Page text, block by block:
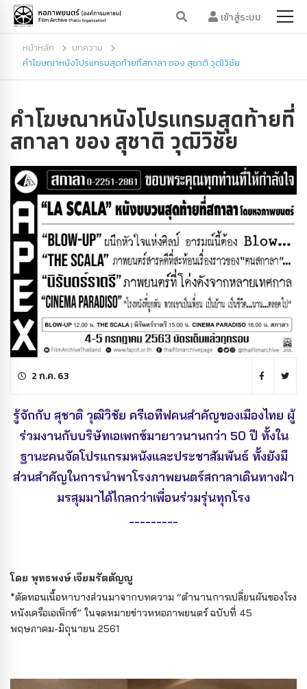
เข้าสู่ระบบ
หน้าหลัก
บทความ
คำโฆษณาหนังโปรแกรมสุดท้ายที่สกาลา ของ สุชาติ วุฒิวิชัย
คำโฆษณาหนังโปรแกรมสุดท้ายที่
สกาลา ของ สุชาติ วุฒิวิชัย
2 ก.ค. 63
รู้จักกับ สุชาติ วุฒิวิชัย ครีเอทีฟคนสำคัญของเมืองไทย ผู้
ร่วมงานกับบริษัทเอเพกซ์มายาวนานกว่า 50 ปี ทั้งใน
ฐานะคนจัดโปรแกรมหนังและประชาสัมพันธ์ ทั้งยังมี
ส่วนสำคัญในการนำพาโรงภาพยนตร์สกาลาเดินทางฝ่า
มรสุมมาได้ไกลกว่าเพื่อนร่วมรุ่นทุกโรง
---------
โดย พุทธพงษ์ เจียมรัตตัญญู
*ตัดทอนเนื้อหาบางส่วนมาจากบทความ “ตำนานการเปลี่ยนผันของโรง
หนังเครือเอเพ็กซ์” ในจดหมายข่าวหหอภาพยนตร์ ฉบับที่ 45
พฤษภาคม-มิถุนายน 2561